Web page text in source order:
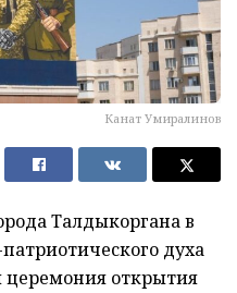
Канат Умиралинов
Талдыкоргана в
духа
церемония открытия